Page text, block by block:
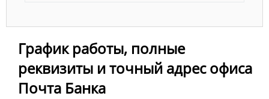
График работы, полные
реквизиты и точный адрес офиса
Почта Банка